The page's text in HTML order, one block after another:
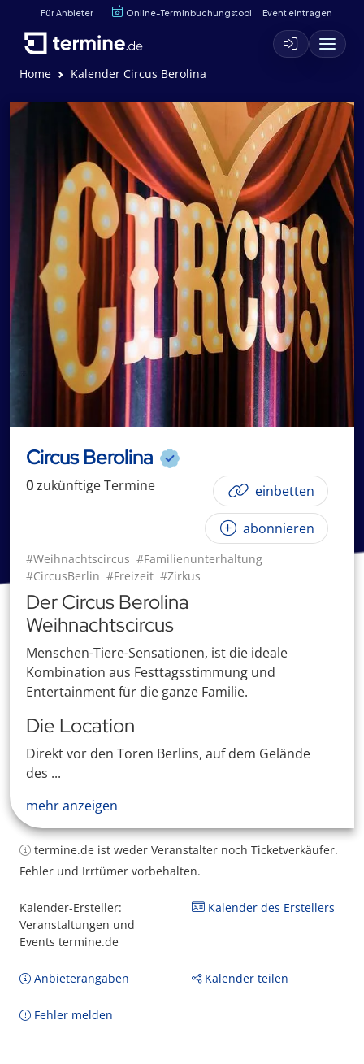
Für Anbieter Online-Terminbuchungstool Event eintragen
Home Kalender Circus Berolina
Circus Berolina
0zukünftigeTermine einbetten
abonnieren
#Weihnachtscircus #Familienunterhaltung
#CircusBerlin #Freizeit #Zirkus
Der Circus Berolina
Weihnachtscircus
Menschen-Tiere-Sensationen, ist die ideale
Kombination aus Festtagsstimmung und
Entertainment für die ganze Familie.
Die Location
Direkt vor den Toren Berlins, auf dem Gelände
des ...
mehr anzeigen
termine.de ist weder Veranstalter noch Ticketverkäufer.
Fehler und Irrtümer vorbehalten.
Kalender-Ersteller:
Veranstaltungen und
Events termine.de
Kalender des Erstellers
Anbieterangaben Kalender teilen
Fehler melden